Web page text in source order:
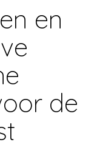
en
de